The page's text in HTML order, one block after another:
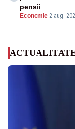
Economie-2 aug.
pensii
ACTUALITATE